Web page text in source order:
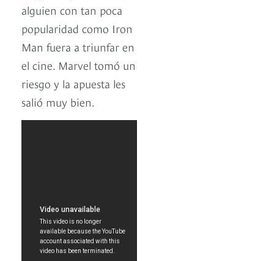
alguien con tan poca
popularidad como Iron
Man fuera a triunfar en
el cine. Marvel tomó un
riesgo y la apuesta les
salió muy bien.